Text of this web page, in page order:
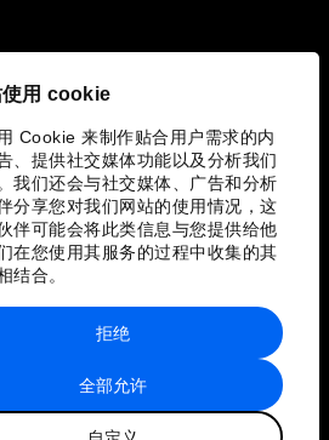
使用 cookie
Cookie 来制作贴合用户需求的内
、提供社交媒体功能以及分析我们
我们还会与社交媒体、广告和分析
分享您对我们网站的使用情况，这
伴可能会将此类信息与您提供给他
在您使用其服务的过程中收集的其
结合。
全部允许
拒绝
站点地图